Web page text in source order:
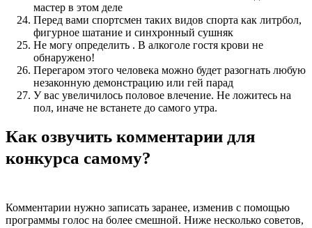
мастер в этом деле
Перед вами спортсмен таких видов спорта как литрбол,
фигурное шатание и синхронный сушняк
Не могу определить . В алкоголе гостя крови не
обнаружено!
Перегаром этого человека можно будет разогнать любую
незаконную демонстрацию или гей парад
У вас увеличилось половое влечение. Не ложитесь на
пол, иначе не встанете до самого утра.
Как озвучить комментарии для
конкурса самому?
Комментарии нужно записать заранее, изменив с помощью
программы голос на более смешной. Ниже несколько советов,